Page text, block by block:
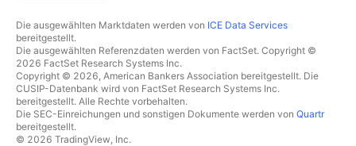
Die ausgewählten Marktdaten werden von ICE Data Services
bereitgestellt.
Die ausgewählten Referenzdaten werden von FactSet. Copyright ©
2026 FactSet Research Systems Inc.
Copyright © 2026, American Bankers Association bereitgestellt. Die
CUSIP-Datenbank wird von FactSet Research Systems Inc.
bereitgestellt. Alle Rechte vorbehalten.
Die SEC-Einreichungen und sonstigen Dokumente werden von Quartr
bereitgestellt.
© 2026 TradingView, Inc.